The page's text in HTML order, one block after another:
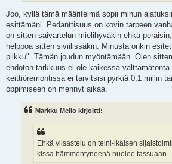
Joo, kyllä tämä määritelmä sopii minun
esittämäni. Pedanttisuus on kovin tarpeen
on sitten saivartelun mielihyväkin ehkä
helppoa sitten siviilissäkin. Minusta onkin
pilkku". Tämän joudun myöntämään. Olen
ehdoton tarkkuus ei ole kaikessa
keittiöremontissa ei tarvitsisi pyrkiä 0,1 millin
oppimiseen on mennyt aikaa.
Markku Meilo kirjoitti:
Ehkä viisastelu on teini-ikäisen
kissa hämmentyneenä nuolee tassuaan.